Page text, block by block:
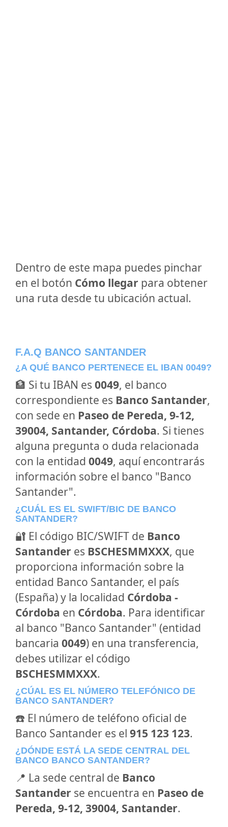
Dentro de este mapa puedes pinchar
en el botón Cómo llegar para obtener
una ruta desde tu ubicación actual.
F.A.Q BANCO SANTANDER
¿A QUÉ BANCO PERTENECE EL IBAN 0049?
🏦 Si tu IBAN es 0049, el banco
correspondiente es Banco Santander,
con sede en Paseo de Pereda, 9-12,
39004, Santander, Córdoba. Si tienes
alguna pregunta o duda relacionada
con la entidad 0049, aquí encontrarás
información sobre el banco "Banco
Santander".
¿CUÁL ES EL SWIFT/BIC DE BANCO
SANTANDER?
🔐 El código BIC/SWIFT de Banco
Santander es BSCHESMMXXX, que
proporciona información sobre la
entidad Banco Santander, el país
(España) y la localidad Córdoba -
Córdoba en Córdoba. Para identificar
al banco "Banco Santander" (entidad
bancaria 0049) en una transferencia,
debes utilizar el código
BSCHESMMXXX.
¿CÚAL ES EL NÚMERO TELEFÓNICO DE
BANCO SANTANDER?
☎️ El número de teléfono oficial de
Banco Santander es el 915 123 123.
¿DÓNDE ESTÁ LA SEDE CENTRAL DEL
BANCO BANCO SANTANDER?
📍 La sede central de Banco
Santander se encuentra en Paseo de
Pereda, 9-12, 39004, Santander.